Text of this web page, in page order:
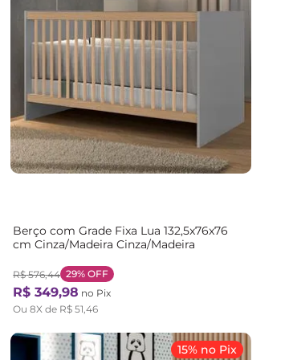
Berço com Grade Fixa Lua 132,5x76x76
cm Cinza/Madeira Cinza/Madeira
R$ 576,44 29% OFF
R$ 349,98 no Pix
Ou8X de R$ 51,46
15% no Pix